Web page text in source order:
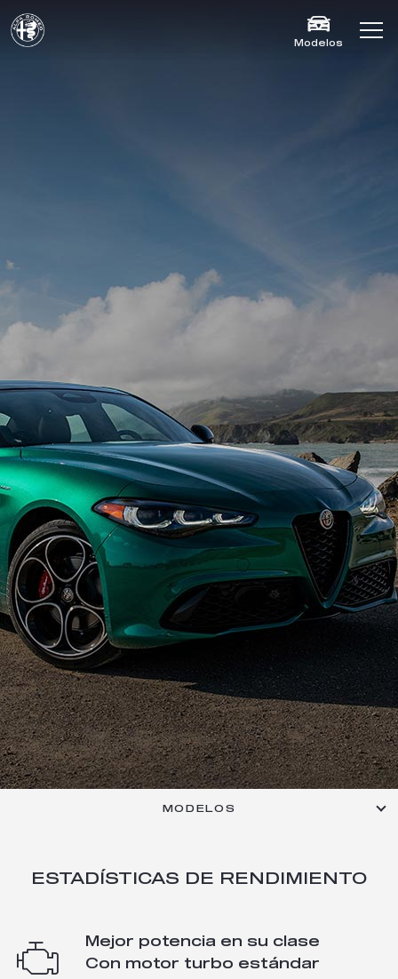
Modelos
MODELOS
ESTADÍSTICAS DE RENDIMIENTO
Mejor potencia en su clase
Con motor turbo estándar